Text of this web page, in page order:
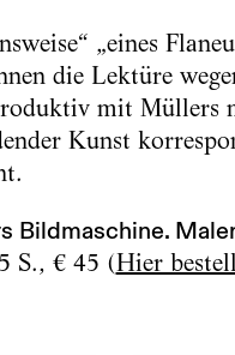
„eines
die Lektüre
mit Müllers
Kunst
Bildmaschine.
S., € 45 (Hier